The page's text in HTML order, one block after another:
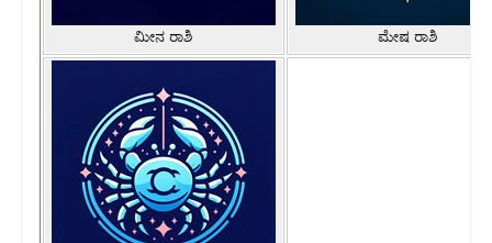
ಮೀನ ರಾಶಿ ಮೇಷ ರಾಶಿ